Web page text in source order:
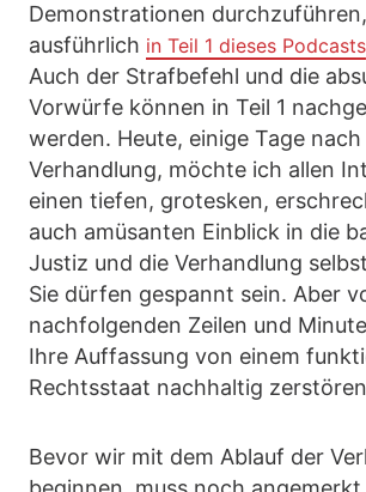
Demonstrationen
ausführlich in Teil 1 dieses Podcasts
Auch der Strafbefehl und die
Vorwürfe können in Teil 1
werden. Heute, einige Tage
Verhandlung, möchte ich allen
einen tiefen, grotesken,
auch amüsanten Einblick in die
Justiz und die Verhandlung
Sie dürfen gespannt sein. Aber
nachfolgenden Zeilen und
Ihre Auffassung von einem
Rechtsstaat nachhaltig
Bevor wir mit dem Ablauf der